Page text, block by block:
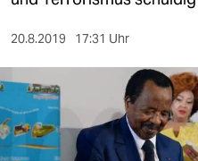
sport
berlin
nord
20.8.2019 17:31 Uhr